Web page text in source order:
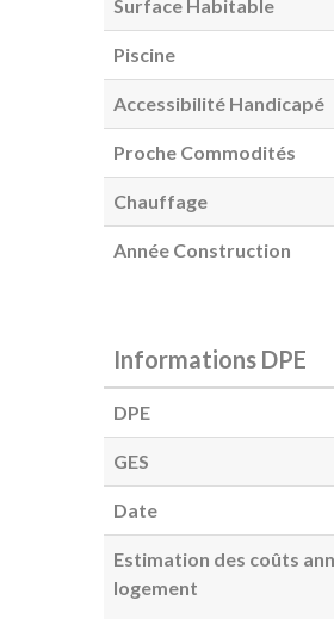
Surface Habitable
Piscine
Accessibilité Handicapé
Proche Commodités
Chauffage
Année Construction
Informations DPE
DPE
GES
Date
Estimation des coûts
logement